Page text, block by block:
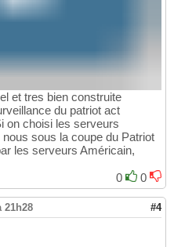
et tres bien construite
du patriot act
on choisi les serveurs
sous la coupe du Patriot
les serveurs Américain,
0
0
21h28 #4